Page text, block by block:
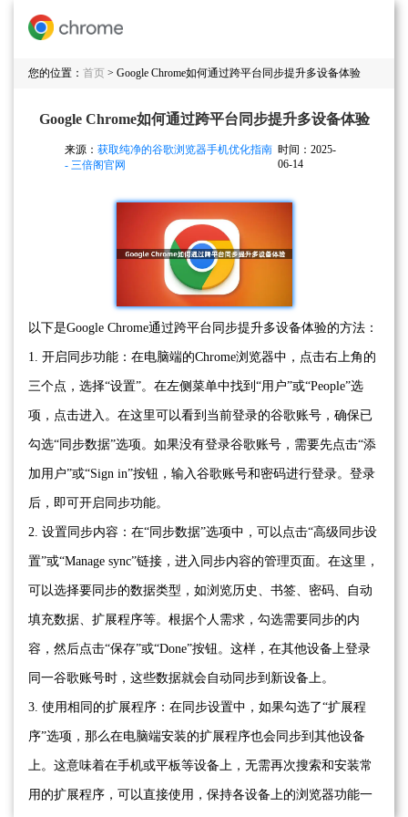
您的位置： 首页 > Google Chrome如何通过跨平台同步提升多设备体验
Google Chrome如何通过跨平台同步提升多设备体验
来源： 获取纯净的谷歌浏览器手机优化指南
- 三倍阁官网
时间：2025-
06-14
以下是Google Chrome通过跨平台同步提升多设备体验的方法：
1. 开启同步功能：在电脑端的Chrome浏览器中，点击右上角的
三个点，选择“设置”。在左侧菜单中找到“用户”或“People”选
项，点击进入。在这里可以看到当前登录的谷歌账号，确保已
勾选“同步数据”选项。如果没有登录谷歌账号，需要先点击“添
加用户”或“Sign in”按钮，输入谷歌账号和密码进行登录。登录
后，即可开启同步功能。
2. 设置同步内容：在“同步数据”选项中，可以点击“高级同步设
置”或“Manage sync”链接，进入同步内容的管理页面。在这里，
可以选择要同步的数据类型，如浏览历史、书签、密码、自动
填充数据、扩展程序等。根据个人需求，勾选需要同步的内
容，然后点击“保存”或“Done”按钮。这样，在其他设备上登录
同一谷歌账号时，这些数据就会自动同步到新设备上。
3. 使用相同的扩展程序：在同步设置中，如果勾选了“扩展程
序”选项，那么在电脑端安装的扩展程序也会同步到其他设备
上。这意味着在手机或平板等设备上，无需再次搜索和安装常
用的扩展程序，可以直接使用，保持各设备上的浏览器功能一